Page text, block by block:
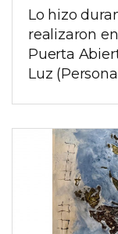
Lo hizo
realizaron
Puerta
Luz